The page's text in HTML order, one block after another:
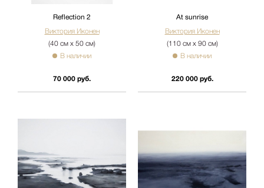
Reflection 2
Виктория Иконен
(40 см х 50 см)
В наличии
70 000 руб.
At sunrise
Виктория Иконен
(110 см х 90 см)
В наличии
220 000 руб.